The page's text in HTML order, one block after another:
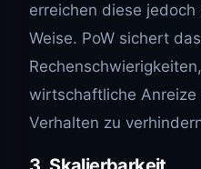
erreichen diese
Weise. PoW sichert
wirtschaftliche
Verhalten zu